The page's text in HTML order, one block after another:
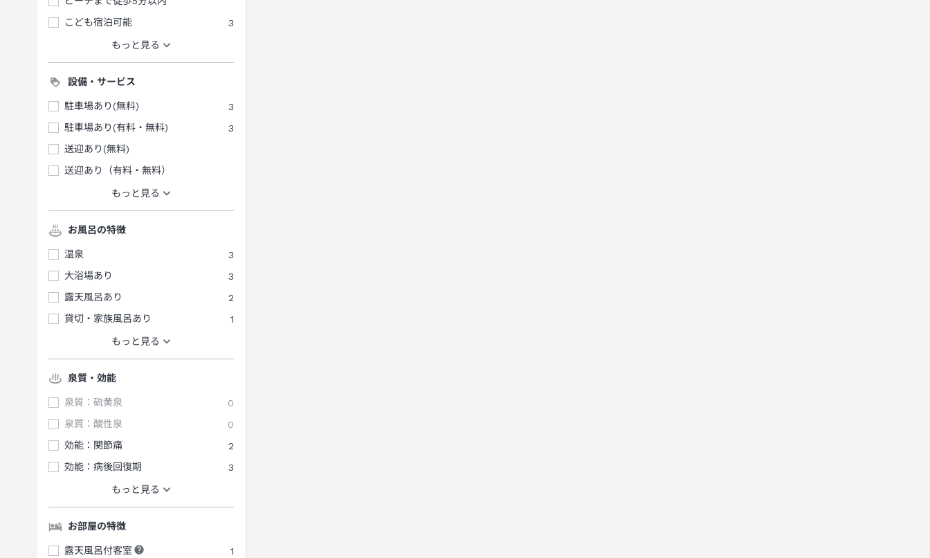
こども宿泊可能
3
もっと見る
設備・サービス
駐車場あり(無料)
3
駐車場あり(有料・無料)
3
送迎あり(無料)
送迎あり（有料・無料）
もっと見る
お風呂の特徴
温泉
3
大浴場あり
3
露天風呂あり
2
貸切・家族風呂あり
1
もっと見る
泉質・効能
泉質：硫黄泉
0
泉質：酸性泉
0
効能：関節痛
2
効能：病後回復期
3
もっと見る
お部屋の特徴
露天風呂付客室 1